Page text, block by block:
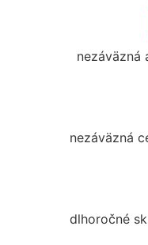
nezáväzná
nezáväzná
dlhoročné